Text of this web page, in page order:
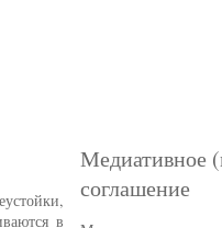
в
Медиативное
соглашение